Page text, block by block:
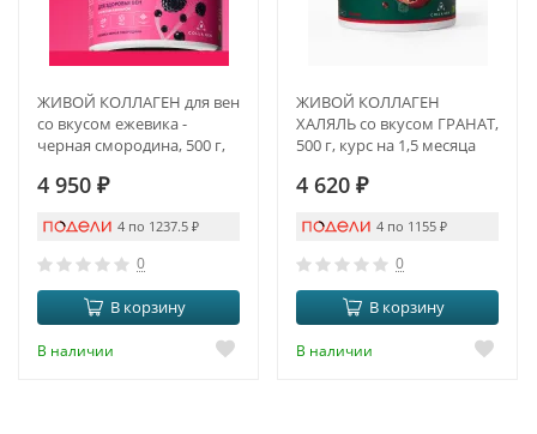
ЖИВОЙ КОЛЛАГЕН для вен
со вкусом ежевика -
черная смородина, 500 г,
4 950 ₽
4 по 1237.5 ₽
0
В корзину
В наличии
ЖИВОЙ КОЛЛАГЕН
ХАЛЯЛЬ со вкусом ГРАНАТ,
500 г, курс на 1,5 месяца
4 620 ₽
4 по 1155 ₽
0
В корзину
В наличии